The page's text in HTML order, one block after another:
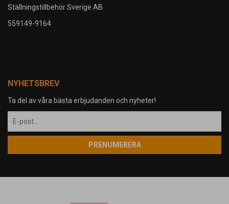
Ställningstillbehör Sverige AB
559149-9164
NYHETSBREV
Ta del av våra bästa erbjudanden och nyheter!
PRENUMERERA